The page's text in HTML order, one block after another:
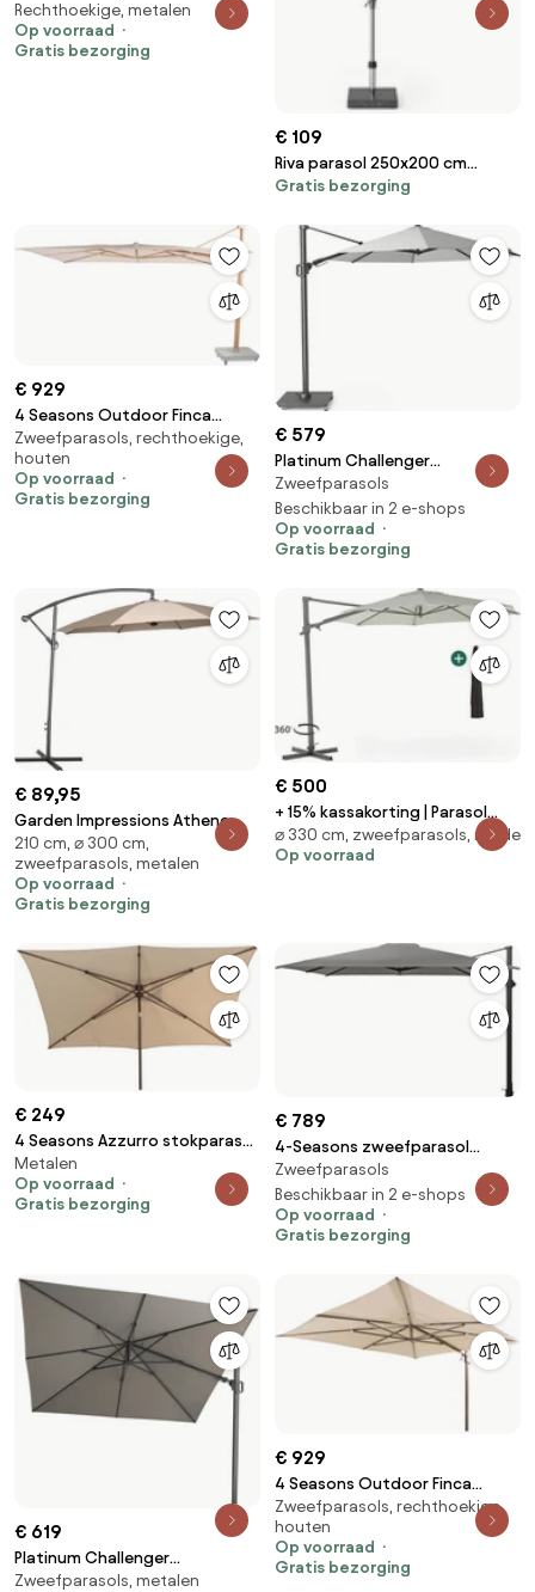
luxe Light Grey 200x300 cm.
Rechthoekige, metalen
Op voorraad
Gratis bezorging
€ 109
Riva parasol 250x200 cm
lichtgrijs met kniksysteem
Gratis bezorging
€ 929
4 Seasons Outdoor Finca
parasol met Wood look frame
en zand doek 400 x 300 cm
Parasol beige weerbestendig
Zweefparasols, rechthoekige,
houten
Op voorraad
Gratis bezorging
€ 579
Platinum Challenger
zweefparasol 3.5m T2 (excl.
voet) licht grijs
Zweefparasols
Beschikbaar in 2 e-shops
Op voorraad
Gratis bezorging
€ 89,95
Garden Impressions Athene
zweefparasol Ø300 cm –
taupe doek / carbon black
frame
210 cm, ⌀ 300 cm,
zweefparasols, metalen
Op voorraad
Gratis bezorging
€ 500
+ 15% kassakorting | Parasol
Shadowline Francisco | Inclusief
hoes | Rond | 330cm | Met
⌀ 330 cm, zweefparasols, ronde
Op voorraad
€ 249
4 Seasons Azzurro stokparasol
200x300 cm beach solefin -
Wenge frame
Metalen
Op voorraad
Gratis bezorging
€ 789
4-Seasons zweefparasol
Siesta Premium 300 x 300 cm
Charcoal
Zweefparasols
Beschikbaar in 2 e-shops
Op voorraad
Gratis bezorging
€ 619
Platinum Challenger
Zweefparasol T2 premium - 3x3
Zweefparasols, metalen
€ 929
4 Seasons Outdoor Finca
parasol met Wengé frame en
Beach doek 400 x 300 cm
Parasol beige weerbestendig
Zweefparasols, rechthoekige,
houten
Op voorraad
Gratis bezorging